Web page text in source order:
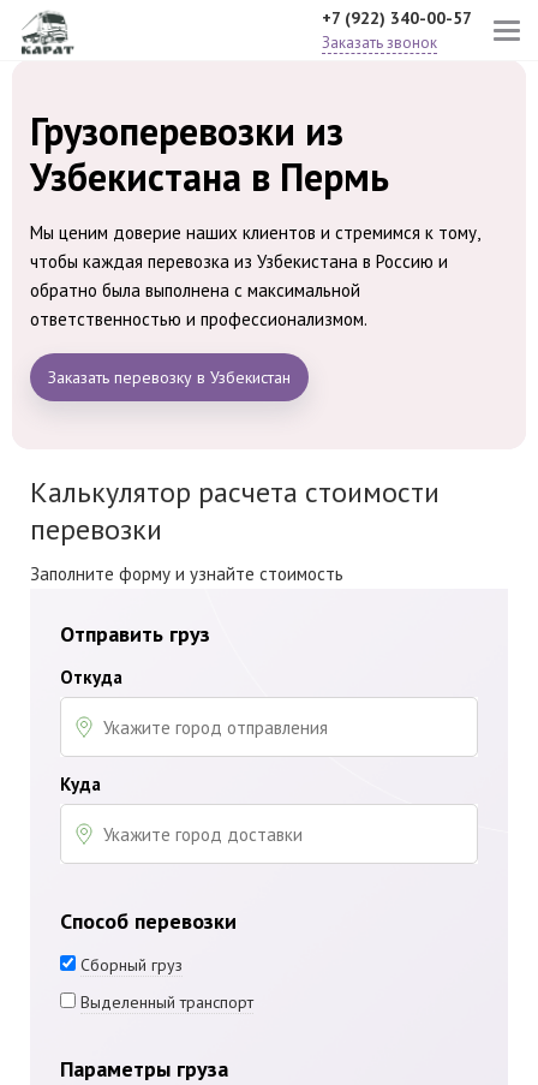
+7 (922) 340-00-57
Заказать звонок
Грузоперевозки из
Узбекистана в Пермь
Мы ценим доверие наших клиентов и стремимся к тому,
чтобы каждая перевозка из Узбекистана в Россию и
обратно была выполнена с максимальной
ответственностью и профессионализмом.
Заказать перевозку в Узбекистан
Калькулятор расчета стоимости
перевозки
Заполните форму и узнайте стоимость
Отправить груз
Откуда
Куда
Способ перевозки
Сборный груз
Выделенный транспорт
Параметры груза